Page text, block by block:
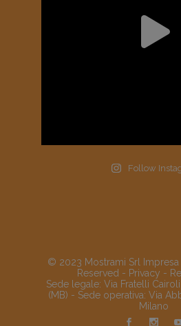
Follow
© 2023 Mostrami Srl Impresa
Reserved - Privacy -
Sede legale: Via Fratelli
(MB) - Sede operativa: Via
Milano